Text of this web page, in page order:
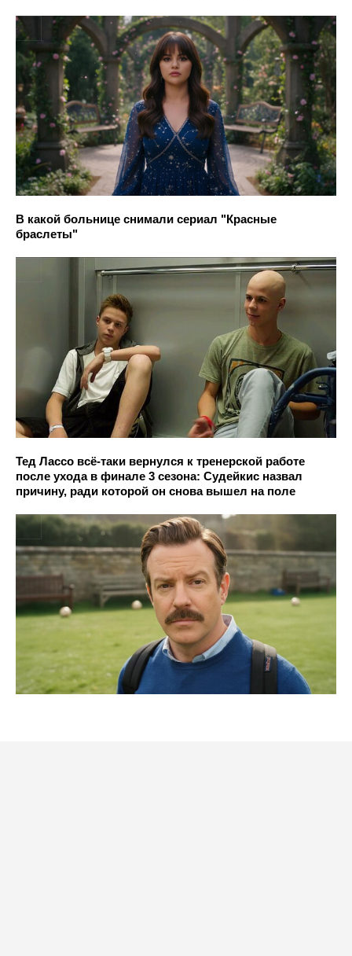
В какой больнице снимали сериал "Красные
браслеты"
Тед Лассо всё-таки вернулся к тренерской работе
после ухода в финале 3 сезона: Судейкис назвал
причину, ради которой он снова вышел на поле